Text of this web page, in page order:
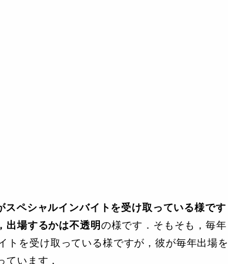
ペシャルインバイトを受け取っている様です
出場するかは不透明の様です．そもそも，毎年
トを受け取っている様ですが，彼が毎年出場を
います．